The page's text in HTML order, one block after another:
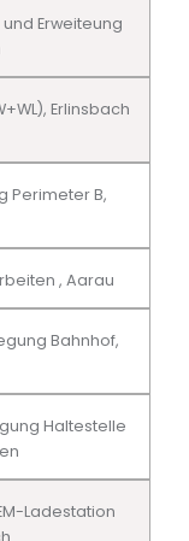
und Erweiteung
Erlinsbach
Perimeter B,
, Aarau
Bahnhof,
Haltestelle
Ladestation